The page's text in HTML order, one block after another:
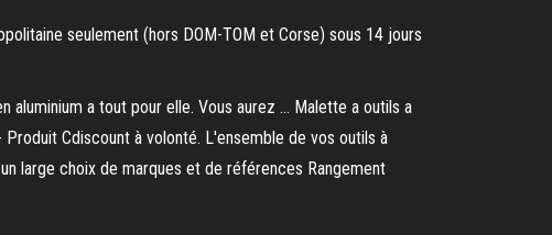
seulement (hors DOM-TOM et Corse) sous 14 jours
a tout pour elle. Vous aurez ... Malette a outils a
Cdiscount à volonté. L'ensemble de vos outils à
large choix de marques et de références Rangement